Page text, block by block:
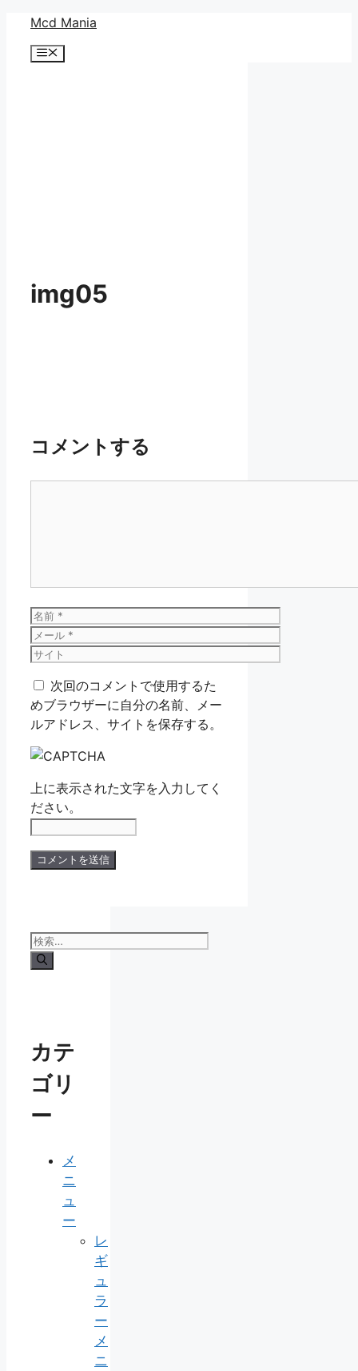
Mcd Mania
メ
img05
コメントする
名
前
メ
ー
サ
ト 次回のコメントで使用するた
めブラウザーに自分の名前、メー
ルアドレス、サイトを保存する。
上に表示された文字を入力してく
ださい。
検
索:
カテ
ゴリ
ー
メ
ニ
ュ
ー
レ
ギ
ュ
ラ
ー
メ
ニ